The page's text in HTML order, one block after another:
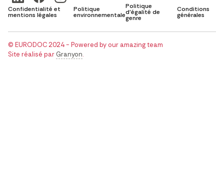
Confidentialité et
mentions légales
Politique
environnementale
Politique
d'égalité de
genre
Conditions
générales
© EURODOC 2024 - Powered by our amazing team
Site réalisé par Granyon.